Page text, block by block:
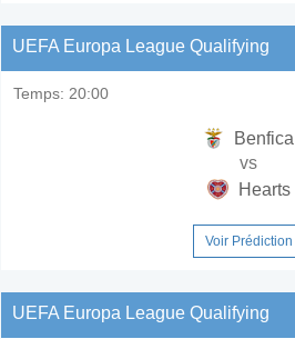
UEFA Europa League Qualifying
Temps: 20:00
Benfica
vs
Hearts
Voir Prédiction
UEFA Europa League Qualifying